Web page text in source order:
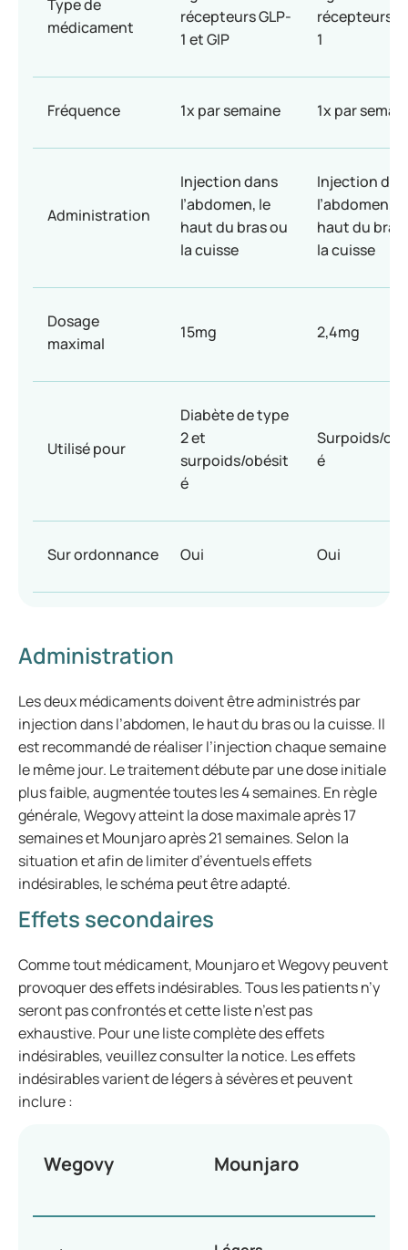
Type de
médicament
récepteurs GLP-
1 et GIP
récepteurs
1
Fréquence 1x par semaine 1x par
Administration
Injection dans
l’abdomen, le
haut du bras ou
la cuisse
Injection
l’abdomen, le
haut du bras
la cuisse
Dosage
maximal
15mg 2,4mg
Utilisé pour
Diabète de type
2 et
surpoids/obésit
é
Surpoids/
é
Sur ordonnance Oui Oui
Administration
Les deux médicaments doivent être administrés par
injection dans l’abdomen, le haut du bras ou la cuisse. Il
est recommandé de réaliser l’injection chaque semaine
le même jour. Le traitement débute par une dose initiale
plus faible, augmentée toutes les 4 semaines. En règle
générale, Wegovy atteint la dose maximale après 17
semaines et Mounjaro après 21 semaines. Selon la
situation et afin de limiter d’éventuels effets
indésirables, le schéma peut être adapté.
Effets secondaires
Comme tout médicament, Mounjaro et Wegovy peuvent
provoquer des effets indésirables. Tous les patients n’y
seront pas confrontés et cette liste n’est pas
exhaustive. Pour une liste complète des effets
indésirables, veuillez consulter la notice. Les effets
indésirables varient de légers à sévères et peuvent
inclure :
Wegovy Mounjaro